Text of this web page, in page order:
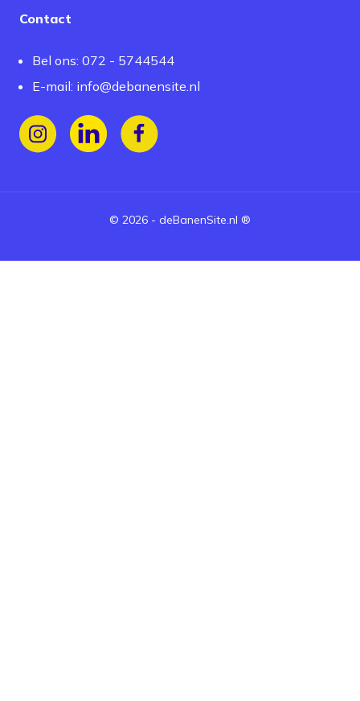
Contact
Bel ons: 072 - 5744544
E-mail: info@debanensite.nl
© 2026 - deBanenSite.nl ®